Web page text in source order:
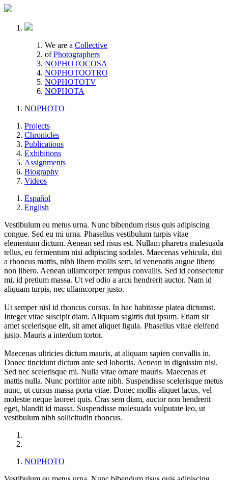
We are a Collective
of Photographers
NOPHOTOCOSA
NOPHOTOOTRO
NOPHOTOTV
NOPHOTA
NOPHOTO
Projects
Chronicles
Publications
Exhibitions
Assignments
Biography
Videos
Español
English
Vestibulum eu metus urna. Nunc bibendum risus quis adipiscing
congue. Sed eu mi urna. Phasellus vestibulum turpis vitae
elementum dictum. Aenean sed risus est. Nullam pharetra malesuada
tellus, eu fermentum nisi adipiscing sodales. Maecenas vehicula, dui
a rhoncus mattis, nibh libero mollis sem, id venenatis augue libero
non libero. Aenean ullamcorper tempus convallis. Sed id consectetur
mi, id pretium massa. Ut vel odio a arcu hendrerit auctor. Nam id
aliquam turpis, nec ullamcorper justo.
Ut semper nisl id rhoncus cursus. In hac habitasse platea dictumst.
Integer vitae suscipit diam. Aliquam sagittis dui ipsum. Etiam sit
amet scelerisque elit, sit amet aliquet ligula. Phasellus vitae eleifend
justo. Mauris a interdum tortor.
Maecenas ultricies dictum mauris, at aliquam sapien convallis in.
Donec tincidunt dictum ante sed lobortis. Aenean in dignissim nisi.
Sed nec scelerisque mi. Nulla vitae ornare mauris. Maecenas et
mattis nulla. Nunc porttitor ante nibh. Suspendisse scelerisque metus
nunc, ut cursus massa porta vitae. Donec mollis aliquet lacus, vel
molestie neque laoreet quis. Cras sem diam, auctor non hendrerit
eget, blandit id massa. Suspendisse malesuada vulputate leo, ut
vestibulum nibh sollicitudin rhoncus.
NOPHOTO